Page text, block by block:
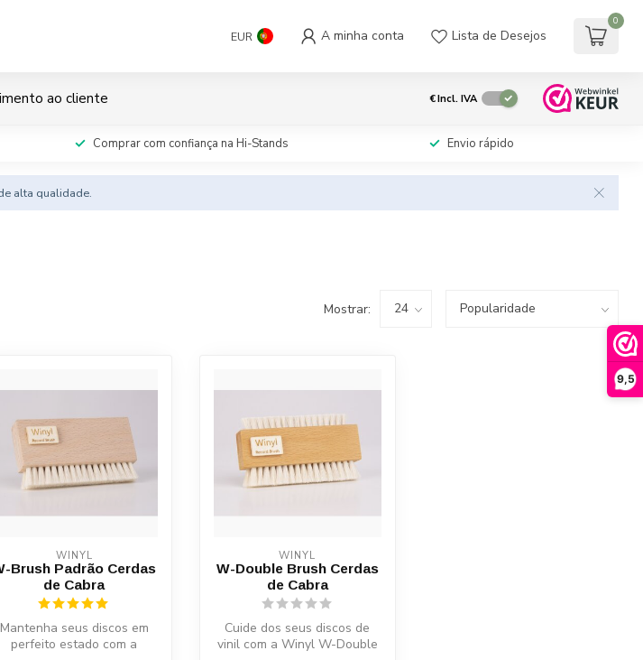
9,5
EUR A minha conta Lista de Desejos
0
ao cliente €Incl. IVA
Comprar com confiança na Hi-Stands Envio rápido
alta qualidade.
Mostrar:
WINYL
Brush Padrão Cerdas
de Cabra
Mantenha seus discos em
perfeito estado com a
WINYL
W-Double Brush Cerdas
de Cabra
Cuide dos seus discos de
vinil com a Winyl W-Double